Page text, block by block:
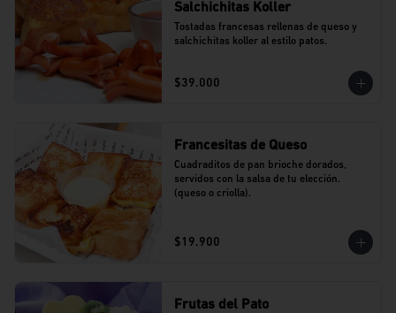
Salchichitas Koller
Tostadas francesas rellenas de queso y
salchichitas koller al estilo patos.
$39.000
Francesitas de Queso
Cuadraditos de pan brioche dorados,
servidos con la salsa de tu elección.
(queso o criolla).
$19.900
Frutas del Pato